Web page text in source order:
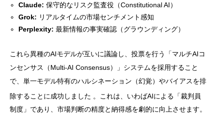
Claude: 保守的なリスク監査役（Constitutional AI）
Grok: リアルタイムの市場センチメント感知
Perplexity: 最新情報の事実確認（グラウンディング）
これら異種のAIモデルが互いに議論し、投票を行う「マルチAIコ
ンセンサス（Multi-AI Consensus）」システムを採用すること
で、単一モデル特有のハルシネーション（幻覚）やバイアスを排
除することに成功しました 。これは、いわばAIによる「裁判員
制度」であり、市場判断の精度と納得感を劇的に向上させます。